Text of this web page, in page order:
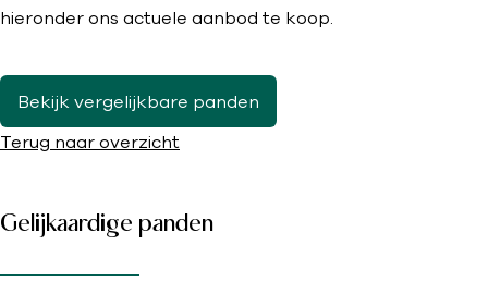
hieronder ons actuele aanbod te koop.
Bekijk vergelijkbare panden
Terug naar overzicht
Gelijkaardige panden